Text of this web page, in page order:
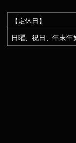
【定休日】
日曜、祝日、年末年